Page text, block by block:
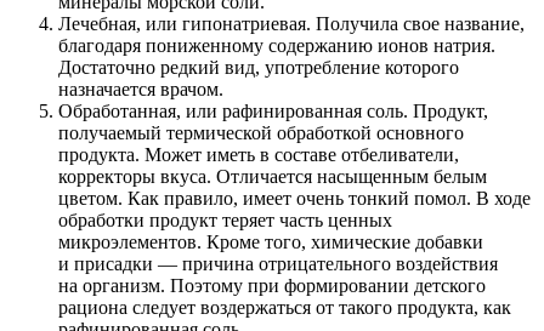
Лечебная, или гипонатриевая. Получила свое название,
благодаря пониженному содержанию ионов натрия.
Достаточно редкий вид, употребление которого
назначается врачом.
Обработанная, или рафинированная соль. Продукт,
получаемый термической обработкой основного
продукта. Может иметь в составе отбеливатели,
корректоры вкуса. Отличается насыщенным белым
цветом. Как правило, имеет очень тонкий помол. В ходе
обработки продукт теряет часть ценных
микроэлементов. Кроме того, химические добавки
и присадки — причина отрицательного воздействия
на организм. Поэтому при формировании детского
рациона следует воздержаться от такого продукта, как